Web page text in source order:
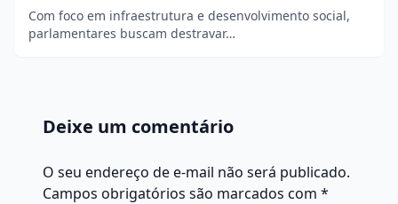
Com foco em infraestrutura e desenvolvimento social,
parlamentares buscam destravar…
Deixe um comentário
O seu endereço de e-mail não será publicado.
Campos obrigatórios são marcados com *